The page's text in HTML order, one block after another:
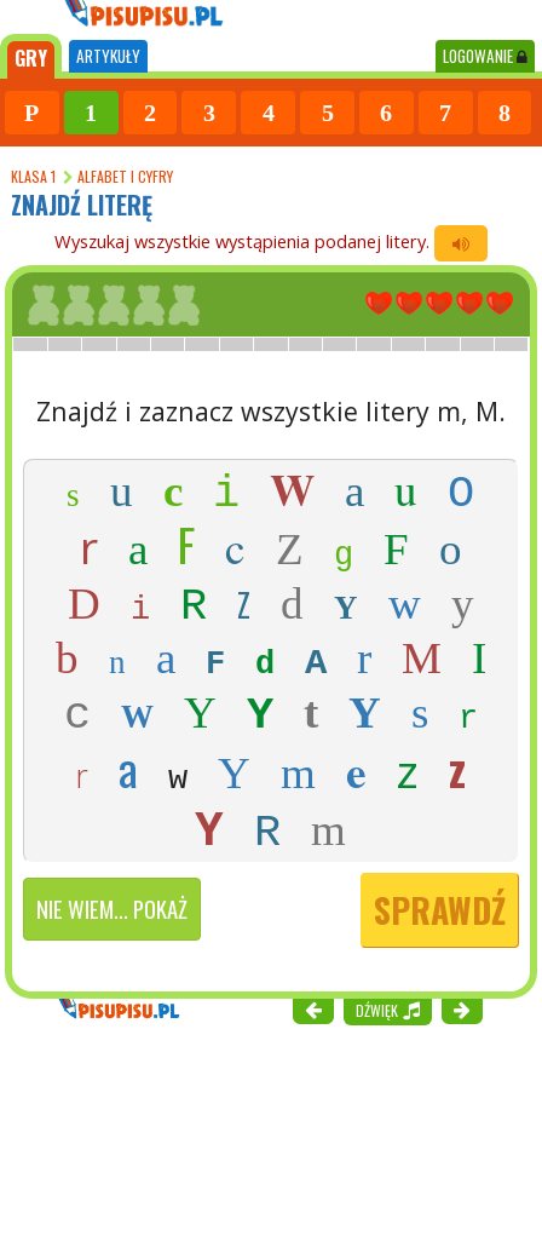
GRY ARTYKUŁY LOGOWANIE
P 1 2 3 4 5 6 7 8
KLASA 1 ALFABET I CYFRY
ZNAJDŹ LITERĘ
Wyszukaj wszystkie wystąpienia podanej litery.
Znajdź i zaznacz wszystkie litery m, M.
s u c i W a u O
r a F c Z g F
o
D
i R Z d Y w
y
b
n a F d A r M I
c W Y Y t Y s r
r a w Y m e z z
Y R m
NIE WIEM... POKAŻ SPRAWDŹ
DŹWIĘK